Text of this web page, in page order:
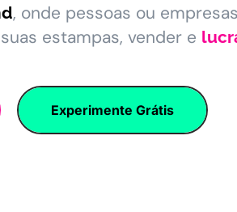
, onde pessoas ou
estampas, vender e
Experimente Grátis